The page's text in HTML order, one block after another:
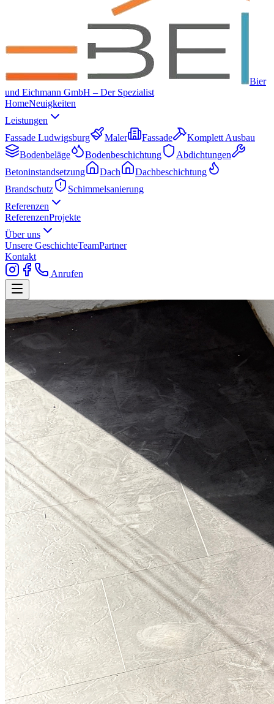
Bier
und Eichmann GmbH – Der Spezialist
HomeNeuigkeiten
Leistungen
Fassade Ludwigsburg
Maler Fassade
Komplett Ausbau
Bodenbeläge
Bodenbeschichtung
Abdichtungen
Betoninstandsetzung
Dach
Dachbeschichtung
Brandschutz
Schimmelsanierung
Referenzen
ReferenzenProjekte
Über uns
Unsere GeschichteTeamPartner
Kontakt
Anrufen